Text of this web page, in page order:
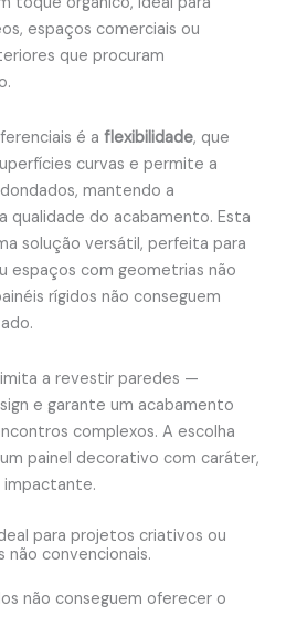
espaços comerciais ou
que procuram
é a flexibilidade, que
curvas e permite a
mantendo a
qualidade do acabamento. Esta
solução versátil, perfeita para
espaços com geometrias não
rígidos não conseguem
a revestir paredes —
e garante um acabamento
complexos. A escolha
painel decorativo com caráter,
para projetos criativos ou
convencionais.
não conseguem oferecer o